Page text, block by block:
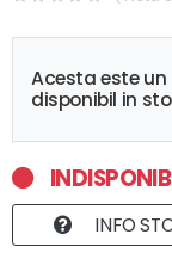
Acesta este
disponibil in
INFO